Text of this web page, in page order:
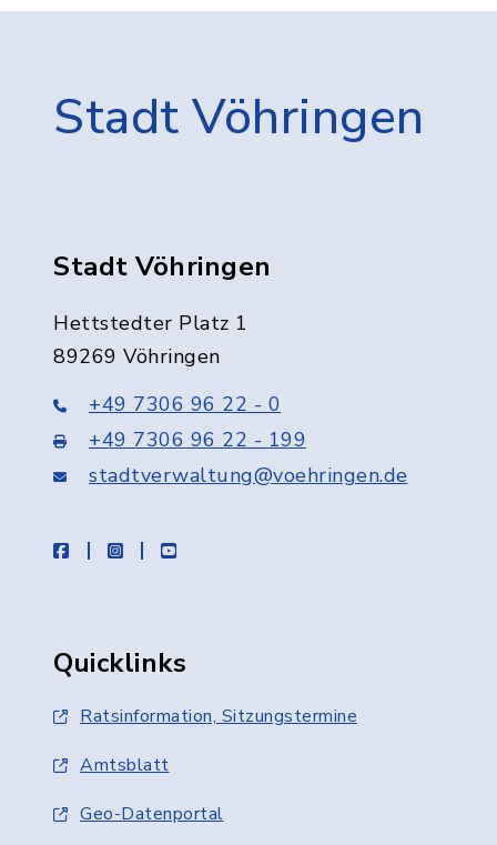
Stadt Vöhringen
Stadt Vöhringen
Hettstedter Platz 1
89269 Vöhringen
+49 7306 96 22 - 0
+49 7306 96 22 - 199
stadtverwaltung@voehringen.de
facebookinstagramyoutube
Quicklinks
Ratsinformation, Sitzungstermine
Amtsblatt
Geo-Datenportal